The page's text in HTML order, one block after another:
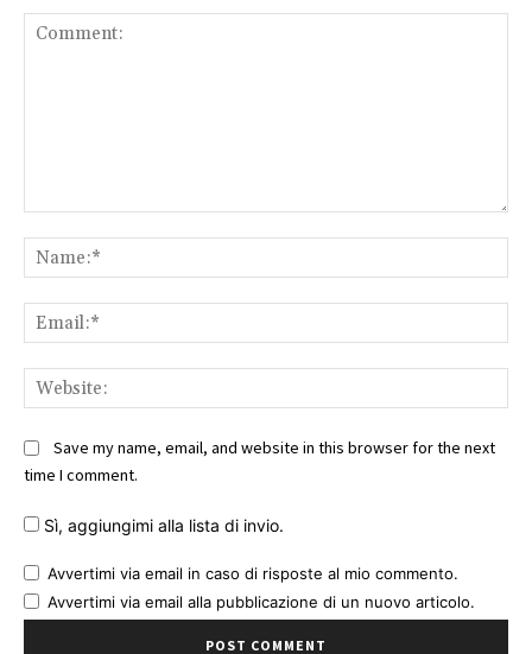
Save my name, email, and website in this browser for the next
time I comment.
Sì, aggiungimi alla lista di invio.
Avvertimi via email in caso di risposte al mio commento.
Avvertimi via email alla pubblicazione di un nuovo articolo.